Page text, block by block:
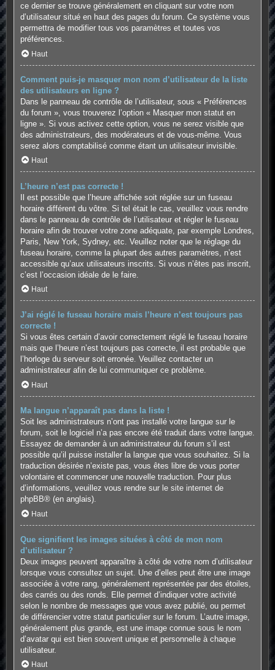
ce dernier se trouve généralement en cliquant sur votre nom
d’utilisateur situé en haut des pages du forum. Ce système vous
permettra de modifier tous vos paramètres et toutes vos
préférences.
Haut
Comment puis-je masquer mon nom d’utilisateur de la liste
des utilisateurs en ligne ?
Dans le panneau de contrôle de l’utilisateur, sous « Préférences
du forum », vous trouverez l’option « Masquer mon statut en
ligne ». Si vous activez cette option, vous ne serez visible que
des administrateurs, des modérateurs et de vous-même. Vous
serez alors comptabilisé comme étant un utilisateur invisible.
Haut
L’heure n’est pas correcte !
Il est possible que l’heure affichée soit réglée sur un fuseau
horaire différent du vôtre. Si tel était le cas, veuillez vous rendre
dans le panneau de contrôle de l’utilisateur et régler le fuseau
horaire afin de trouver votre zone adéquate, par exemple Londres,
Paris, New York, Sydney, etc. Veuillez noter que le réglage du
fuseau horaire, comme la plupart des autres paramètres, n’est
accessible qu’aux utilisateurs inscrits. Si vous n’êtes pas inscrit,
c’est l’occasion idéale de le faire.
Haut
J’ai réglé le fuseau horaire mais l’heure n’est toujours pas
correcte !
Si vous êtes certain d’avoir correctement réglé le fuseau horaire
mais que l’heure n’est toujours pas correcte, il est probable que
l’horloge du serveur soit erronée. Veuillez contacter un
administrateur afin de lui communiquer ce problème.
Haut
Ma langue n’apparaît pas dans la liste !
Soit les administrateurs n’ont pas installé votre langue sur le
forum, soit le logiciel n’a pas encore été traduit dans votre langue.
Essayez de demander à un administrateur du forum s’il est
possible qu’il puisse installer la langue que vous souhaitez. Si la
traduction désirée n’existe pas, vous êtes libre de vous porter
volontaire et commencer une nouvelle traduction. Pour plus
d’informations, veuillez vous rendre sur le site internet de
phpBB® (en anglais).
Haut
Que signifient les images situées à côté de mon nom
d’utilisateur ?
Deux images peuvent apparaître à côté de votre nom d’utilisateur
lorsque vous consultez un sujet. Une d’elles peut être une image
associée à votre rang, généralement représentée par des étoiles,
des carrés ou des ronds. Elle permet d’indiquer votre activité
selon le nombre de messages que vous avez publié, ou permet
de différencier votre statut particulier sur le forum. L’autre image,
généralement plus grande, est une image connue sous le nom
d’avatar qui est bien souvent unique et personnelle à chaque
utilisateur.
Haut